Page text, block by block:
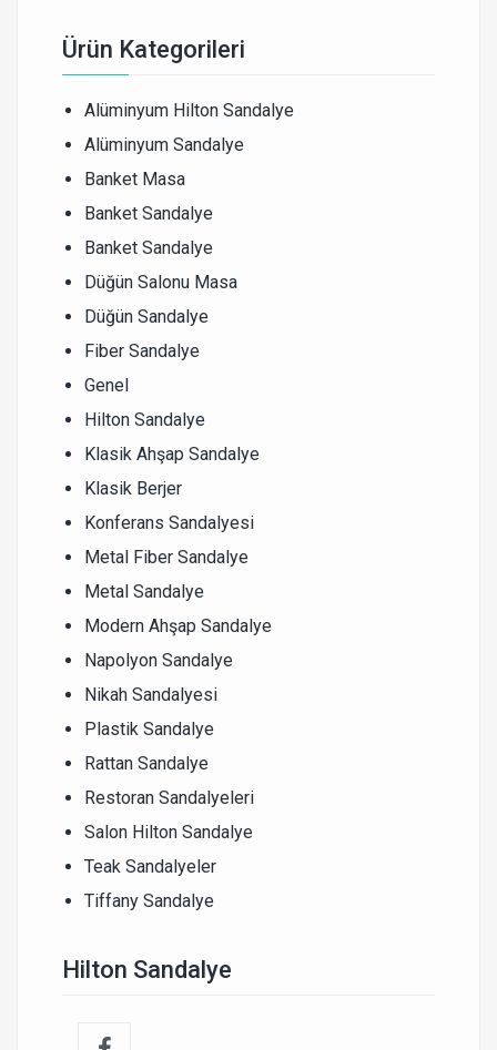
Ürün Kategorileri
Alüminyum Hilton Sandalye
Alüminyum Sandalye
Banket Masa
Banket Sandalye
Banket Sandalye
Düğün Salonu Masa
Düğün Sandalye
Fiber Sandalye
Genel
Hilton Sandalye
Klasik Ahşap Sandalye
Klasik Berjer
Konferans Sandalyesi
Metal Fiber Sandalye
Metal Sandalye
Modern Ahşap Sandalye
Napolyon Sandalye
Nikah Sandalyesi
Plastik Sandalye
Rattan Sandalye
Restoran Sandalyeleri
Salon Hilton Sandalye
Teak Sandalyeler
Tiffany Sandalye
Hilton Sandalye